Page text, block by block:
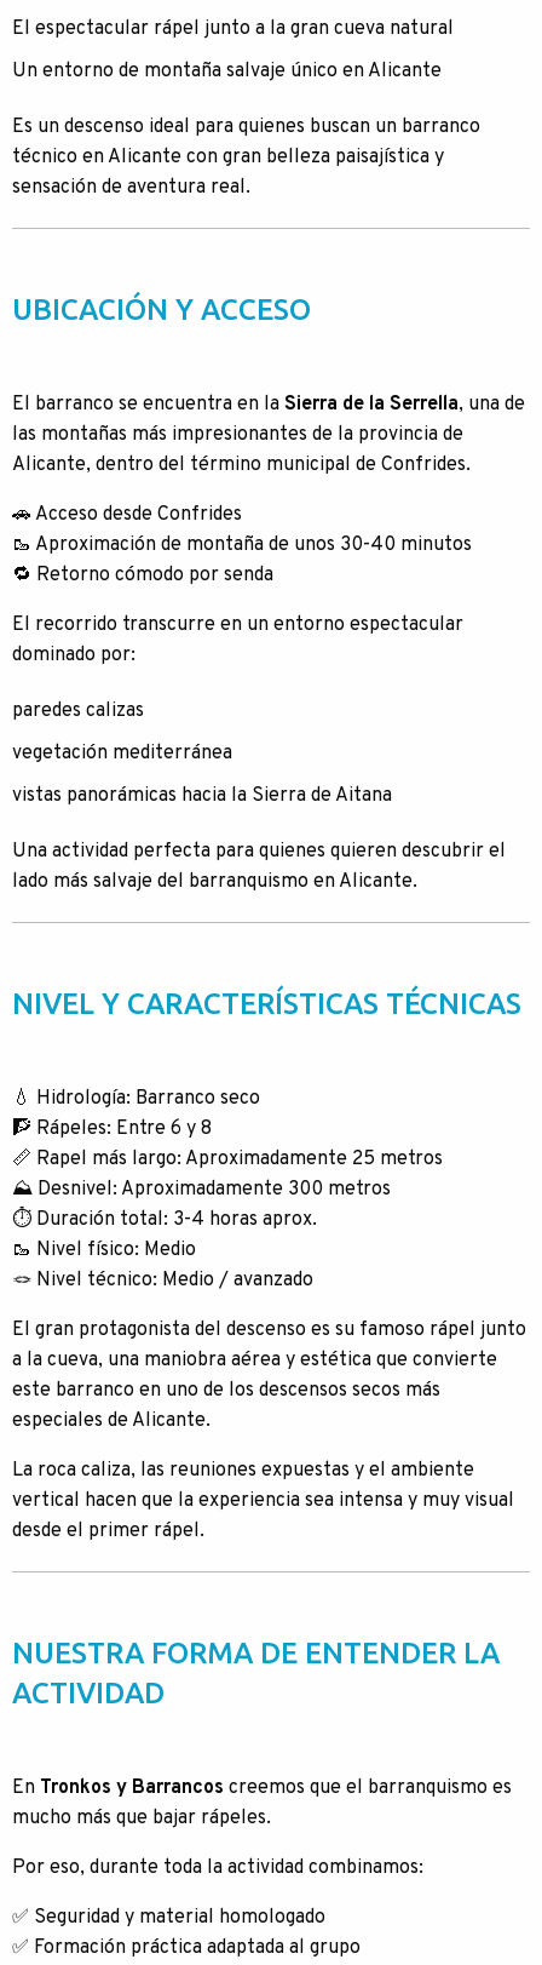
El espectacular rápel junto a la gran cueva natural
Un entorno de montaña salvaje único en Alicante
Es un descenso ideal para quienes buscan un barranco
técnico en Alicante con gran belleza paisajística y
sensación de aventura real.
UBICACIÓN Y ACCESO
El barranco se encuentra en la Sierra de la Serrella, una de
las montañas más impresionantes de la provincia de
Alicante, dentro del término municipal de Confrides.
🚗 Acceso desde Confrides
🥾 Aproximación de montaña de unos 30-40 minutos
🔁 Retorno cómodo por senda
El recorrido transcurre en un entorno espectacular
dominado por:
paredes calizas
vegetación mediterránea
vistas panorámicas hacia la Sierra de Aitana
Una actividad perfecta para quienes quieren descubrir el
lado más salvaje del barranquismo en Alicante.
NIVEL Y CARACTERÍSTICAS TÉCNICAS
💧 Hidrología: Barranco seco
🧗 Rápeles: Entre 6 y 8
📏 Rapel más largo: Aproximadamente 25 metros
⛰️ Desnivel: Aproximadamente 300 metros
⏱️ Duración total: 3-4 horas aprox.
🥾 Nivel físico: Medio
🪢 Nivel técnico: Medio / avanzado
El gran protagonista del descenso es su famoso rápel junto
a la cueva, una maniobra aérea y estética que convierte
este barranco en uno de los descensos secos más
especiales de Alicante.
La roca caliza, las reuniones expuestas y el ambiente
vertical hacen que la experiencia sea intensa y muy visual
desde el primer rápel.
NUESTRA FORMA DE ENTENDER LA
ACTIVIDAD
En Tronkos y Barrancos creemos que el barranquismo es
mucho más que bajar rápeles.
Por eso, durante toda la actividad combinamos:
✅ Seguridad y material homologado
✅ Formación práctica adaptada al grupo